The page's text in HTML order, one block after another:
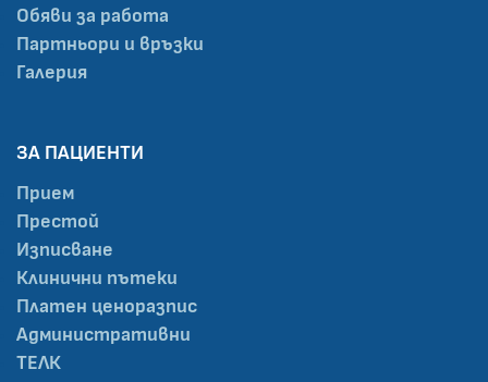
Обяви за работа
Партньори и връзки
Галерия
ЗА ПАЦИЕНТИ
Прием
Престой
Изписване
Клинични пътеки
Платен ценоразпис
Административни
ТЕЛК